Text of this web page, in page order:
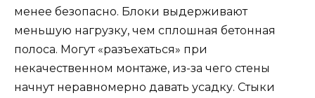
менее безопасно. Блоки выдерживают
меньшую нагрузку, чем сплошная бетонная
полоса. Могут «разъехаться» при
некачественном монтаже, из-за чего стены
начнут неравномерно давать усадку. Стыки